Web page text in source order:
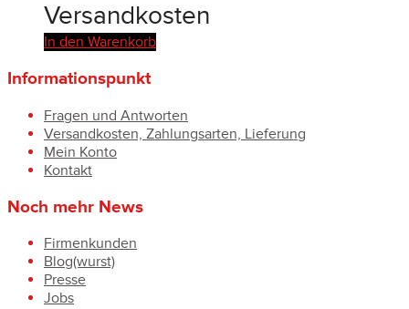
Versandkosten
In den Warenkorb
Informationspunkt
Fragen und Antworten
Versandkosten, Zahlungsarten, Lieferung
Mein Konto
Kontakt
Noch mehr News
Firmenkunden
Blog(wurst)
Presse
Jobs